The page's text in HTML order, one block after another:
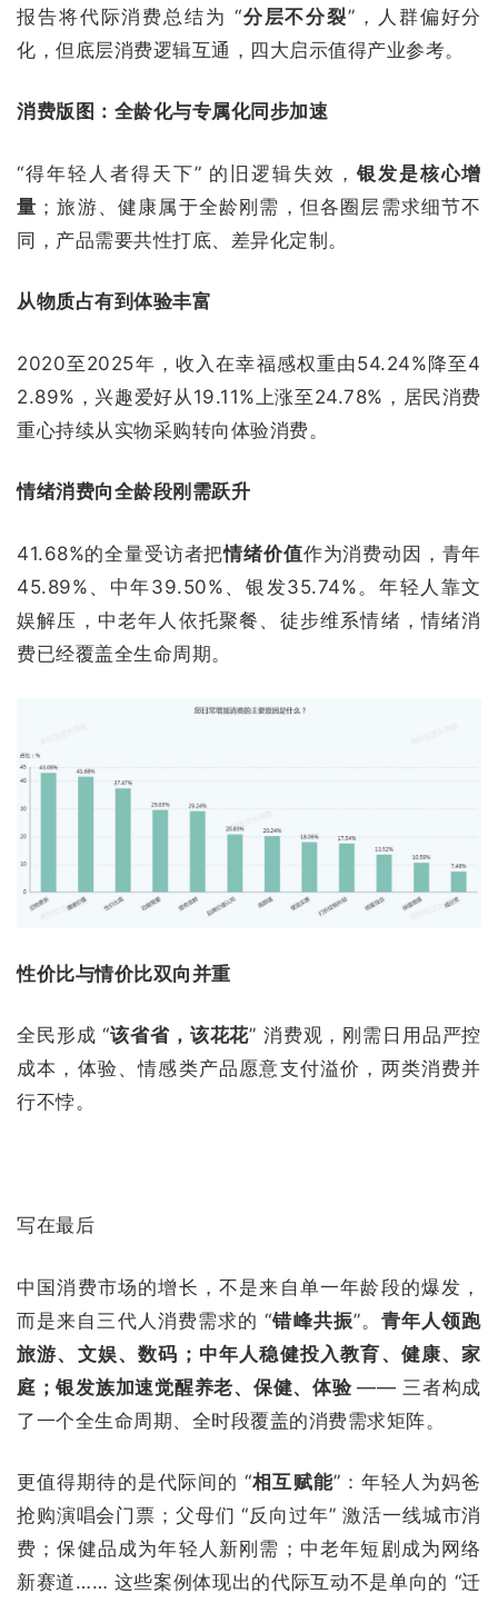
报告将代际消费总结为 “分层不分裂”，人群偏好分
化，但底层消费逻辑互通，四大启示值得产业参考。
消费版图：全龄化与专属化同步加速
“得年轻人者得天下” 的旧逻辑失效， 银发是核心增
量 ；旅游、健康属于全龄刚需，但各圈层需求细节不
同，产品需要共性打底、差异化定制。
从物质占有到体验丰富
2020至2025年，收入在幸福感权重由54.24%降至4
2.89%，兴趣爱好从19.11%上涨至24.78%，居民消费
重心持续从实物采购转向体验消费。
情绪消费向全龄段刚需跃升
41.68%的全量受访者把情绪价值作为消费动因，青年
45.89%、中年39.50%、银发35.74%。年轻人靠文
娱解压，中老年人依托聚餐、徒步维系情绪，情绪消
费已经覆盖全生命周期。
性价比与情价比双向并重
全民形成 “该省省，该花花” 消费观，刚需日用品严控
成本，体验、情感类产品愿意支付溢价，两类消费并
行不悖。
写在最后
中国消费市场的增长，不是来自单一年龄段的爆发，
而是来自三代人消费需求的 “错峰共振”。青年人领跑
旅游、文娱、数码；中年人稳健投入教育、健康、家
庭；银发族加速觉醒养老、保健、体验—— 三者构成
了一个全生命周期、全时段覆盖的消费需求矩阵。
更值得期待的是代际间的 “相互赋能”：年轻人为妈爸
抢购演唱会门票；父母们 “反向过年” 激活一线城市消
费；保健品成为年轻人新刚需；中老年短剧成为网络
新赛道…… 这些案例体现出的代际互动不是单向的 “迁